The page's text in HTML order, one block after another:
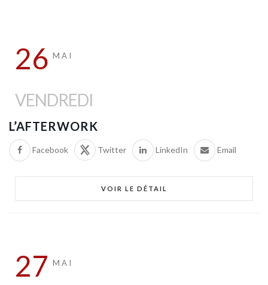
26 MAI
VENDREDI
L’AFTERWORK
Facebook Twitter LinkedIn Email
VOIR LE DÉTAIL
27 MAI